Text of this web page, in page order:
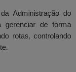
Administração do
gerenciar de forma
rotas, controlando